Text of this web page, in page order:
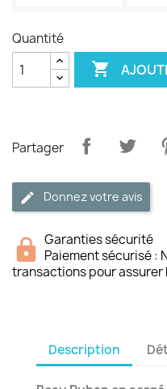
Quantité

Partager
Donnez votre avis
Garanties sécurité
Paiement sécurisé :
transactions pour assurer
Description